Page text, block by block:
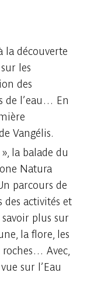
la découverte
les
des
de l’eau… En
Vangélis.
la balade du
Natura
parcours de
des activités et
plus sur
la flore, les
roches… Avec,
sur l’Eau